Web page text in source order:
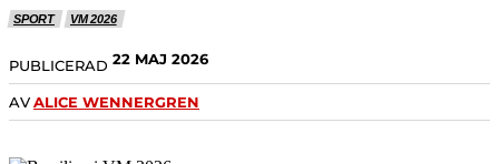
SPORT VM 2026
PUBLICERAD 22 MAJ 2026
AVALICE WENNERGREN